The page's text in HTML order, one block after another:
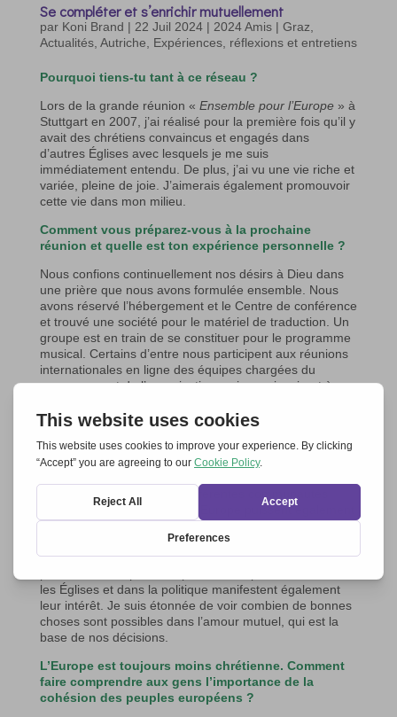
Se compléter et s’enrichir mutuellement
par Koni Brand | 22 Juil 2024| 2024 Amis | Graz
Actualités, Autriche Expériences, réflexions et entretiens
Pourquoi tiens-tu tant à ce réseau ?
Lors de la grande réunion « Ensemble pour l’Europe » à
Stuttgart en 2007, j’ai réalisé pour la première fois qu’il y
avait des chrétiens convaincus et engagés dans
d’autres Églises avec lesquels je me suis
immédiatement entendu. De plus, j’ai vu une vie riche et
variée, pleine de joie. J’aimerais également promouvoir
cette vie dans mon milieu.
Comment vous préparez-vous à la prochaine
réunion et quelle est ton expérience personnelle ?
Nous confions continuellement nos désirs à Dieu dans
une prière que nous avons formulée ensemble. Nous
avons réservé l’hébergement et le Centre de conférence
et trouvé une société pour le matériel de traduction. Un
groupe est en train de se constituer pour le programme
musical. Certains d’entre nous participent aux réunions
internationales en ligne des équipes chargées du
programme et de l’organisation, qui nous inspirent à
des sponsors ; nous en avons déjà trouvé quelques-
Nous sommes très heureux que, outre les
chrétiennes et de l’unité de l’Europe puissent également
assister à la réunion. Ceux qui souhaitent connaître
notre réseau sont également invités ; nous sommes
surpris par les nombreuses réactions positives. Des
les Églises et dans la politique manifestent également
leur intérêt. Je suis étonnée de voir combien de bonnes
choses sont possibles dans l’amour mutuel, qui est la
base de nos décisions.
L’Europe est toujours moins chrétienne. Comment
faire comprendre aux gens l’importance de la
cohésion des peuples européens ?